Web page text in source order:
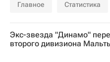
Главное Статистика
Экс-звезда "Динамо"
второго дивизиона